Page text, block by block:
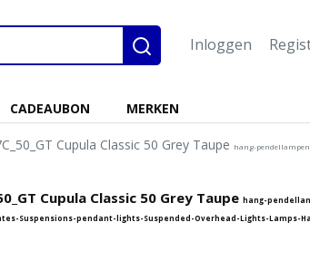
Inloggen
CADEAUBON MERKEN
Cupula Classic 50 Grey Taupe hang-
Cupula Classic 50 Grey Taupe hang-
Suspensions-pendant-lights-Suspended-Overhead-Lights-Lamps-